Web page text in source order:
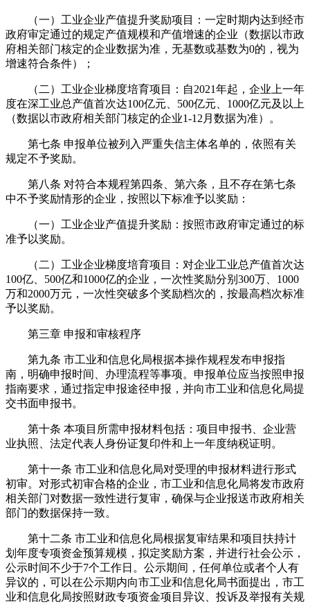
（一）工业企业产值提升奖励项目：一定时期内达到经市
政府审定通过的规定产值规模和产值增速的企业（数据以市政
府相关部门核定的企业数据为准，无基数或基数为0的，视为
增速符合条件）；
（二）工业企业梯度培育项目：自2021年起，企业上一年
度在深工业总产值首次达100亿元、500亿元、1000亿元及以上
（数据以市政府相关部门核定的企业1-12月数据为准）。
第七条 申报单位被列入严重失信主体名单的，依照有关
规定不予奖励。
第八条 对符合本规程第四条、第六条，且不存在第七条
中不予奖励情形的企业，按照以下标准予以奖励：
（一）工业企业产值提升奖励：按照市政府审定通过的标
准予以奖励。
（二）工业企业梯度培育项目：对企业工业总产值首次达
100亿、500亿和1000亿的企业，一次性奖励分别300万、1000
万和2000万元，一次性突破多个奖励档次的，按最高档次标准
予以奖励。
第三章 申报和审核程序
第九条 市工业和信息化局根据本操作规程发布申报指
南，明确申报时间、办理流程等事项。申报单位应当按照申报
指南要求，通过指定申报途径申报，并向市工业和信息化局提
交书面申报书。
第十条 本项目所需申报材料包括：项目申报书、企业营
业执照、法定代表人身份证复印件和上一年度纳税证明。
第十一条 市工业和信息化局对受理的申报材料进行形式
初审。对形式初审合格的企业，市工业和信息化局将发市政府
相关部门对数据一致性进行复审，确保与企业报送市政府相关
部门的数据保持一致。
第十二条 市工业和信息化局根据复审结果和项目扶持计
划年度专项资金预算规模，拟定奖励方案，并进行社会公示，
公示时间不少于7个工作日。公示期间，任何单位或者个人有
异议的，可以在公示期内向市工业和信息化局书面提出，市工
业和信息化局按照财政专项资金项目异议、投诉及举报有关规